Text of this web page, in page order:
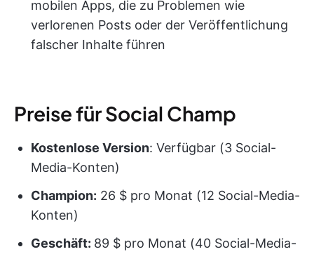
mobilen Apps, die zu Problemen wie
verlorenen Posts oder der Veröffentlichung
falscher Inhalte führen
Preise für Social Champ
Kostenlose Version: Verfügbar (3 Social-
Media-Konten)
Champion: 26 $ pro Monat (12 Social-Media-
Konten)
Geschäft: 89 $ pro Monat (40 Social-Media-